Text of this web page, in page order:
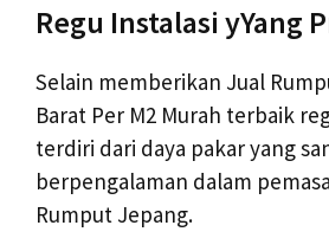
Regu Instalasi yYang
Selain memberikan Jual
Barat Per M2 Murah terbaik
terdiri dari daya pakar yang
berpengalaman dalam
Rumput Jepang.